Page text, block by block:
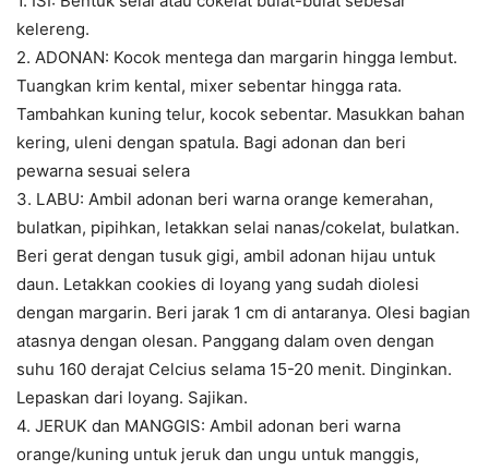
kelereng.
2. ADONAN: Kocok mentega dan margarin hingga lembut.
Tuangkan krim kental, mixer sebentar hingga rata.
Tambahkan kuning telur, kocok sebentar. Masukkan bahan
kering, uleni dengan spatula. Bagi adonan dan beri
pewarna sesuai selera
3. LABU: Ambil adonan beri warna orange kemerahan,
bulatkan, pipihkan, letakkan selai nanas/cokelat, bulatkan.
Beri gerat dengan tusuk gigi, ambil adonan hijau untuk
daun. Letakkan cookies di loyang yang sudah diolesi
dengan margarin. Beri jarak 1 cm di antaranya. Olesi bagian
atasnya dengan olesan. Panggang dalam oven dengan
suhu 160 derajat Celcius selama 15-20 menit. Dinginkan.
Lepaskan dari loyang. Sajikan.
4. JERUK dan MANGGIS: Ambil adonan beri warna
orange/kuning untuk jeruk dan ungu untuk manggis,